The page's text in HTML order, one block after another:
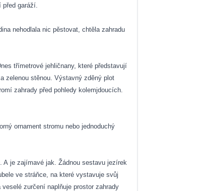
garáží.
nehodlala nic pěstovat, chtěla zahradu
třímetrové jehličnany, které představují
zelenou stěnou. Výstavný zděný plot
zahrady před pohledy kolemjdoucích.
ornament stromu nebo jednoduchý
A je zajímavé jak. Žádnou sestavu jezírek
ve stráňce, na které vystavuje svůj
zurčení naplňuje prostor zahrady